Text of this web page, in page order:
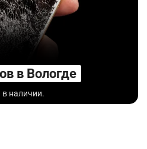
в Вологде
в наличии.